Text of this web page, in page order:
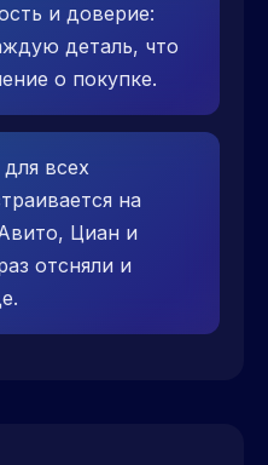
и доверие:
деталь, что
о покупке.
всех
на
Циан и
отсняли и